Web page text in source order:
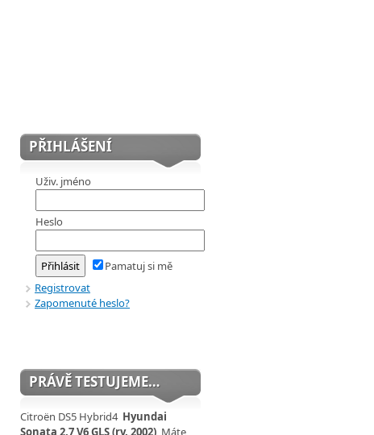
PŘIHLÁŠENÍ
Uživ. jméno
Heslo
Pamatuj si mě
Registrovat
Zapomenuté heslo?
PRÁVĚ TESTUJEME…
Citroën DS5 Hybrid4 Hyundai
Sonata 2,7 V6 GLS (rv. 2002) Máte